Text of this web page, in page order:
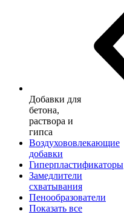
Добавки для
бетона,
раствора и
гипса
Воздухововлекающие
добавки
Гиперпластификаторы
Замедлители
схватывания
Пенообразователи
Показать все